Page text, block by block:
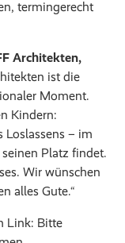
termingerecht
Architekten,
ist die
Moment.
Kindern:
– im
seinen Platz findet.
Wir wünschen
alles Gute.“
Link: Bitte